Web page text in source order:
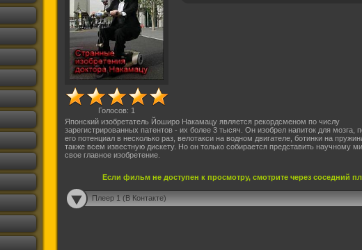
Голосов: 1
Японский изобретатель Йоширо Накамацу является рекордсменом по числу
зарегистрированных патентов - их более 3 тысяч. Он изобрел напиток для
его потенциал в несколько раз, велотакси на водном двигателе, ботинки на
также всем известную дискету. Но он только собирается представить научному
свое главное изобретение.
Если фильм не доступен к просмотру, смотрите через соседний
Плеер 1 (В Контакте)